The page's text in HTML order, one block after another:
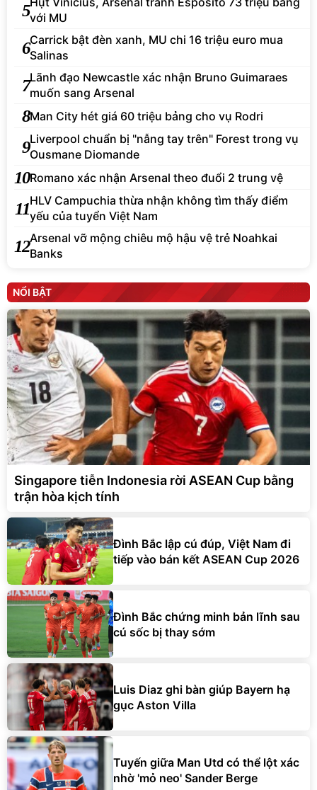
5với MU
6Carrick bật đèn xanh, MU chi 16 triệu euro mua
Salinas
7Lãnh đạo Newcastle xác nhận Bruno Guimaraes
muốn sang Arsenal
8Man City hét giá 60 triệu bảng cho vụ Rodri
9Liverpool chuẩn bị "nẫng tay trên" Forest trong vụ
Ousmane Diomande
10Romano xác nhận Arsenal theo đuổi 2 trung vệ
11HLV Campuchia thừa nhận không tìm thấy điểm
yếu của tuyển Việt Nam
12Arsenal vỡ mộng chiêu mộ hậu vệ trẻ Noahkai
Banks
NỔI BẬT
Singapore tiễn Indonesia rời ASEAN Cup bằng
trận hòa kịch tính
Đình Bắc lập cú đúp, Việt Nam đi
tiếp vào bán kết ASEAN Cup 2026
Đình Bắc chứng minh bản lĩnh sau
cú sốc bị thay sớm
Luis Diaz ghi bàn giúp Bayern hạ
gục Aston Villa
Tuyến giữa Man Utd có thể lột xác
nhờ 'mỏ neo' Sander Berge